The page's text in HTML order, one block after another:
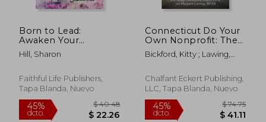
Born to Lead:
Awaken Your
Purpose (en Inglés)
Hill, Sharon
Faithful Life Publishers,
Tapa Blanda, Nuevo
Connecticut Do Your
Own Nonprofit: The
Only GPS You Need
for 501c3 Tax Exempt
Bickford, Kitty ; Lawing,
Chalfant Eckert Publishing,
LLC, Tapa Blanda, Nuevo